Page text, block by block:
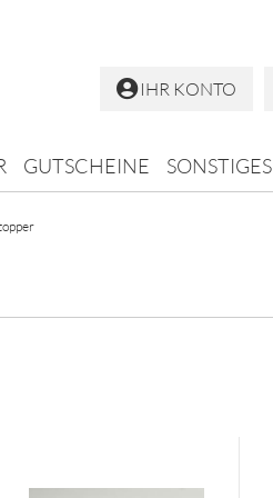
IHR KONTO
GUTSCHEINE SONSTIGES